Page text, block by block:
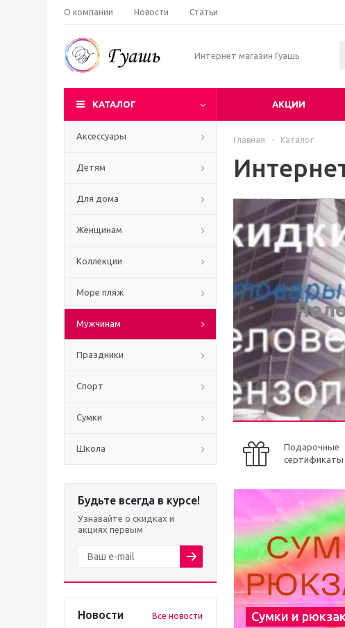
О компании Новости Статьи
Интернет магазин Гуашь
КАТАЛОГ АКЦИИ
Аксессуары
Детям
Для дома
Женщинам
Коллекции
Море пляж
Мужчинам
Праздники
Спорт
Сумки
Школа
Будьте всегда в курсе!
Узнавайте о скидках и
акциях первым
Новости Все новости
Главная - Каталог
Подарочные
сертификаты
Сумки и